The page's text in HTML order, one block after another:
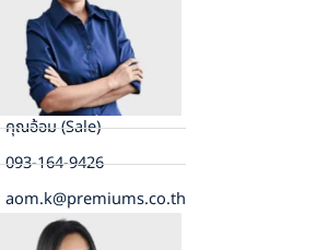
คุณอ้อม (Sale)
093-164-9426
aom.k@premiums.co.th